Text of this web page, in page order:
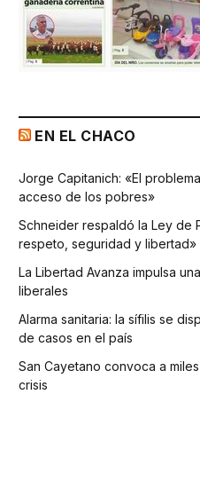
EN EL CHACO
Jorge Capitanich: «El
acceso de los pobres»
Schneider respaldó la Ley de
respeto, seguridad y libertad»
La Libertad Avanza impulsa
liberales
Alarma sanitaria: la sífilis se
de casos en el país
San Cayetano convoca a
crisis